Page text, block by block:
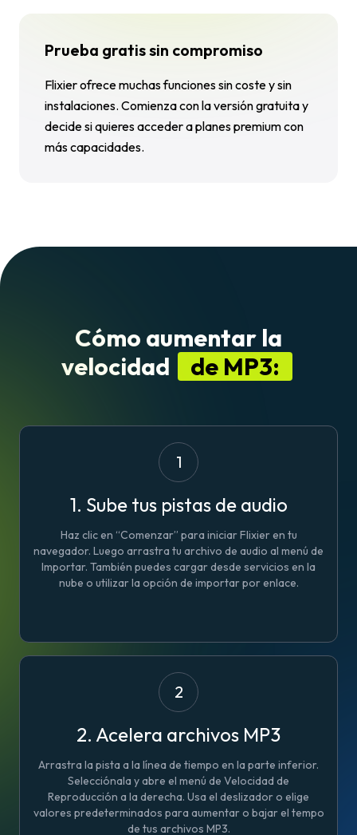
Prueba gratis sin compromiso
Flixier ofrece muchas funciones sin coste y sin
instalaciones. Comienza con la versión gratuita y
decide si quieres acceder a planes premium con
más capacidades.
Cómo aumentar la
velocidad
de MP3:
1
1. Sube tus pistas de audio
Haz clic en “Comenzar” para iniciar Flixier en tu
navegador. Luego arrastra tu archivo de audio al menú de
Importar. También puedes cargar desde servicios en la
nube o utilizar la opción de importar por enlace.
2
2. Acelera archivos MP3
Arrastra la pista a la línea de tiempo en la parte inferior.
Selecciónala y abre el menú de Velocidad de
Reproducción a la derecha. Usa el deslizador o elige
valores predeterminados para aumentar o bajar el tempo
de tus archivos MP3.